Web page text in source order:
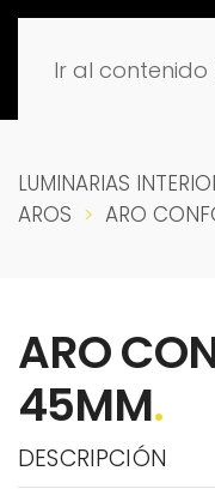
Ir al
LUMINARIAS
AROS
ARO
ARO
45MM.
DESCRIPCIÓN